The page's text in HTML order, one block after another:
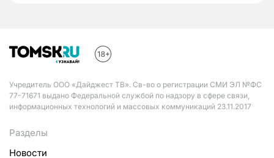
Учредитель ООО «Дайджест ТВ». Св-во о регистрации СМИ ЭЛ №ФС
77-71671 выдано Федеральной службой по надзору в сфере связи,
информационных технологий и массовых коммуникаций 23.11.2017
Разделы
Новости